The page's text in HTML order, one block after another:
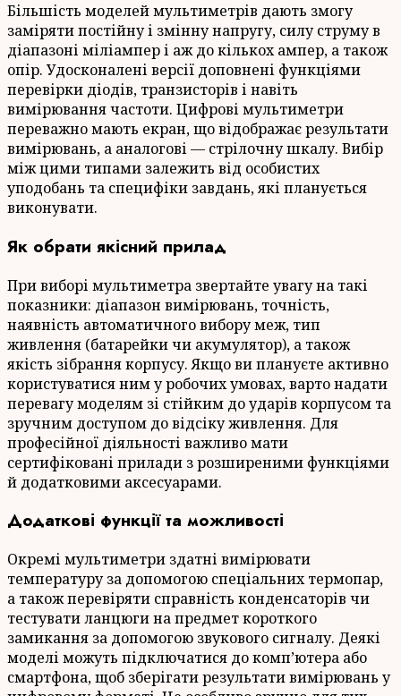
Більшість моделей мультиметрів дають змогу
заміряти постійну і змінну напругу, силу струму в
діапазоні міліампер і аж до кількох ампер, а також
опір. Удосконалені версії доповнені функціями
перевірки діодів, транзисторів і навіть
вимірювання частоти. Цифрові мультиметри
переважно мають екран, що відображає результати
вимірювань, а аналогові — стрілочну шкалу. Вибір
між цими типами залежить від особистих
уподобань та специфіки завдань, які планується
виконувати.
Як обрати якісний прилад
При виборі мультиметра звертайте увагу на такі
показники: діапазон вимірювань, точність,
наявність автоматичного вибору меж, тип
живлення (батарейки чи акумулятор), а також
якість зібрання корпусу. Якщо ви плануєте активно
користуватися ним у робочих умовах, варто надати
перевагу моделям зі стійким до ударів корпусом та
зручним доступом до відсіку живлення. Для
професійної діяльності важливо мати
сертифіковані прилади з розширеними функціями
й додатковими аксесуарами.
Додаткові функції та можливості
Окремі мультиметри здатні вимірювати
температуру за допомогою спеціальних термопар,
а також перевіряти справність конденсаторів чи
тестувати ланцюги на предмет короткого
замикання за допомогою звукового сигналу. Деякі
моделі можуть підключатися до комп’ютера або
смартфона, щоб зберігати результати вимірювань у